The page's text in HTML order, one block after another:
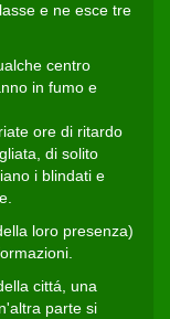
e ne esce tre
centro
in fumo e
ore di ritardo
di solito
i blindati e
loro presenza)
cittá, una
parte si